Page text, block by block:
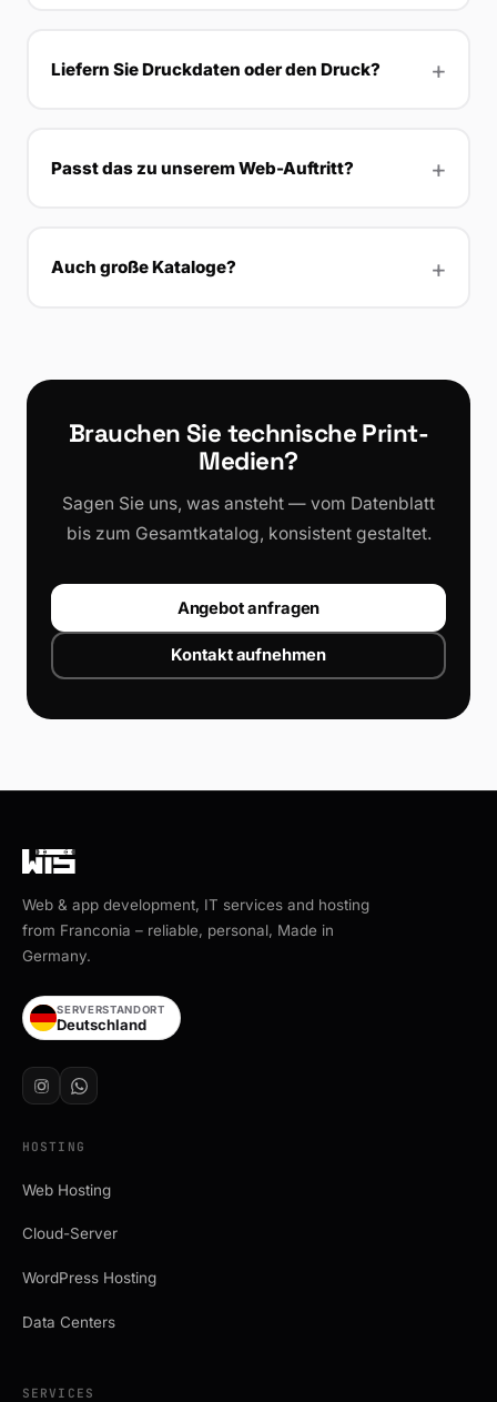
Liefern Sie Druckdaten oder den Druck?
Passt das zu unserem Web-Auftritt?
Auch große Kataloge?
Brauchen Sie technische Print-
Medien?
Sagen Sie uns, was ansteht — vom Datenblatt
bis zum Gesamtkatalog, konsistent gestaltet.
Angebot anfragen
Kontakt aufnehmen
Web & app development, IT services and hosting
from Franconia – reliable, personal, Made in
Germany.
SERVERSTANDORT
Deutschland
HOSTING
Web Hosting
Cloud-Server
WordPress Hosting
Data Centers
SERVICES